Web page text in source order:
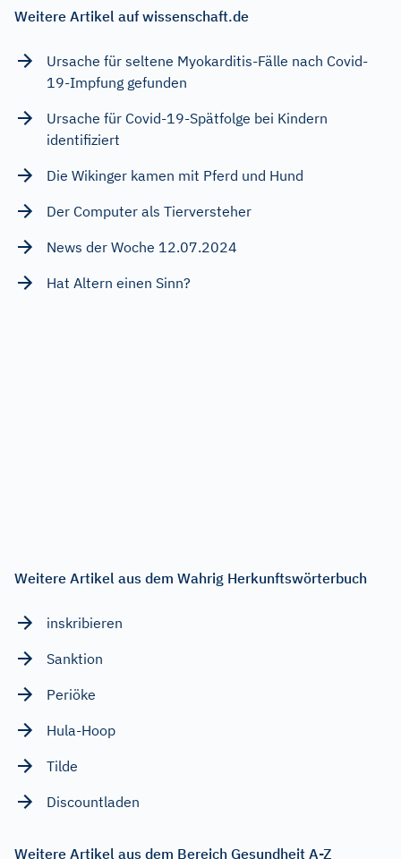
Weitere Artikel auf wissenschaft.de
Ursache für seltene Myokarditis-Fälle nach Covid-
19-Impfung gefunden
Ursache für Covid-19-Spätfolge bei Kindern
identifiziert
Die Wikinger kamen mit Pferd und Hund
Der Computer als Tierversteher
News der Woche 12.07.2024
Hat Altern einen Sinn?
Weitere Artikel aus dem Wahrig Herkunftswörterbuch
inskribieren
Sanktion
Periöke
Hula-Hoop
Tilde
Discountladen
Weitere Artikel aus dem Bereich Gesundheit A-Z